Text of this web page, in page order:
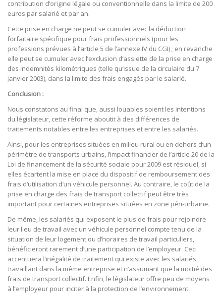
contribution d’origine légale ou conventionnelle dans la limite de 200
euros par salarié et par an.
Cette prise en charge ne peut se cumuler avec la déduction
forfaitaire spécifique pour frais professionnels (pour les
professions prévues à l’article 5 de l’annexe IV du CGI) ; en revanche
elle peut se cumuler avec l’exclusion d’assiette de la prise en charge
des indemnités kilométriques (telle qu‘issue de la circulaire du 7
janvier 2003), dans la limite des frais engagés par le salarié.
Conclusion :
Nous constatons au final que, aussi louables soient les intentions
du législateur, cette réforme aboutit à des différences de
traitements notables entre les entreprises et entre les salariés.
Ainsi, pour les entreprises situées en milieu rural ou en dehors d‘un
périmètre de transports urbains, l’impact financier de l’article 20 de la
Loi de financement de la sécurité sociale pour 2009 est résiduel, si
elles écartent la mise en place du dispositif de remboursement des
frais d‘utilisation d‘un véhicule personnel. Au contraire, le coût de la
prise en charge des frais de transport collectif peut être très
important pour certaines entreprises situées en zone péri-urbaine.
De même, les salariés qui exposent le plus de frais pour rejoindre
leur lieu de travail avec un véhicule personnel compte tenu de la
situation de leur logement ou d’horaires de travail particuliers,
bénéficieront rarement d’une participation de l’employeur. Ceci
accentuera l’inégalité de traitement qui existe avec les salariés
travaillant dans la même entreprise et n’assumant que la moitié des
frais de transport collectif. Enfin, le législateur offre peu de moyens
à l’employeur pour inciter à la protection de l’environnement.